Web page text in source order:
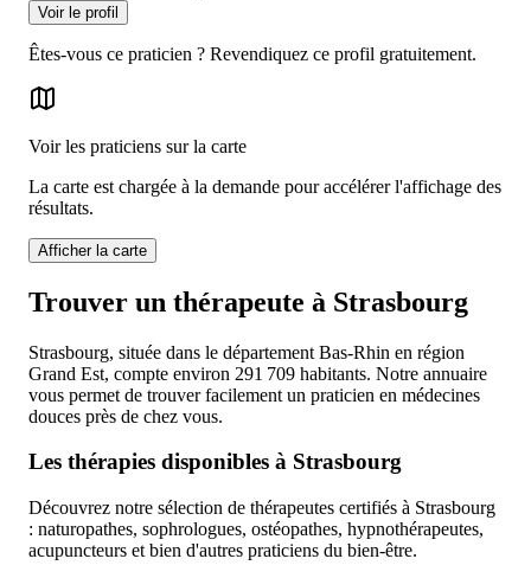
Voir le profil
Êtes-vous ce praticien ? Revendiquez ce profil gratuitement.
Voir les praticiens sur la carte
La carte est chargée à la demande pour accélérer l'affichage des
résultats.
Afficher la carte
Trouver un thérapeute à Strasbourg
Strasbourg, située dans le département Bas-Rhin en région
Grand Est, compte environ 291 709 habitants. Notre annuaire
vous permet de trouver facilement un praticien en médecines
douces près de chez vous.
Les thérapies disponibles à Strasbourg
Découvrez notre sélection de thérapeutes certifiés à Strasbourg
: naturopathes, sophrologues, ostéopathes, hypnothérapeutes,
acupuncteurs et bien d'autres praticiens du bien-être.